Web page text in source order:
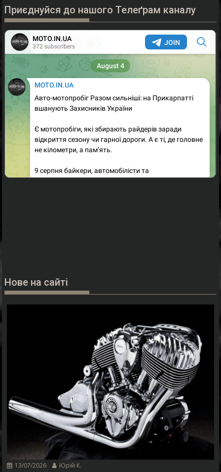
Приєднуйся до нашого Телеґрам каналу
Нове на сайті
13/07/2026 Юрій К.